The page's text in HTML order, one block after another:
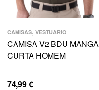
CAMISAS, VESTUÁRIO
CAMISA V2 BDU MANGA
CURTA HOMEM
74,99€